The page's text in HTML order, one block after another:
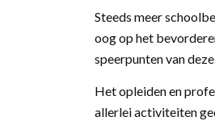
Steeds meer
oog op het
speerpunten van
Het opleiden en
allerlei activiteiten